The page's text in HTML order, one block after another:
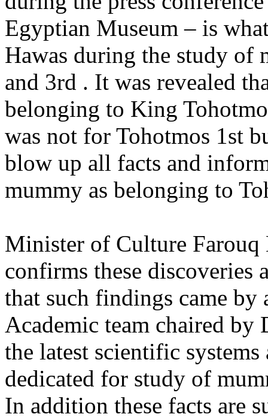
Egyptian Museum – is
Hawas during the study of
and 3rd . It was revealed
belonging to King
was not for Tohotmos 1st
blow up all facts and
mummy as belonging to
Minister of Culture Farouq
confirms these discoveries
that such findings came by
Academic team chaired by
the latest scientific
dedicated for study of
In addition these facts are